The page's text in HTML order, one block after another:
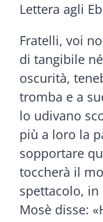
Lettera agli
Fratelli, voi
di tangibile
oscurità,
tromba e a
lo udivano
più a loro la
sopportare
toccherà il
spettacolo,
Mosè disse: